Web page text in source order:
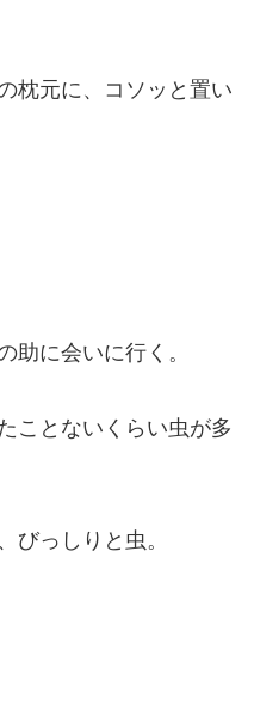
枕元に、コソッと置い
助に会いに行く。
ことないくらい虫が多
びっしりと虫。